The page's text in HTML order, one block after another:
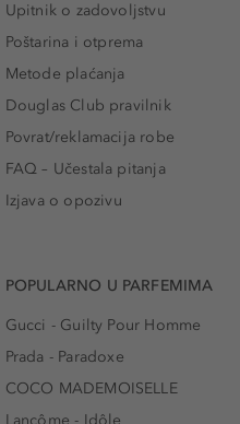
Upitnik o zadovoljstvu
Poštarina i otprema
Metode plaćanja
Douglas Club pravilnik
Povrat/reklamacija robe
FAQ – Učestala pitanja
Izjava o opozivu
POPULARNO U PARFEMIMA
Gucci - Guilty Pour Homme
Prada - Paradoxe
COCO MADEMOISELLE